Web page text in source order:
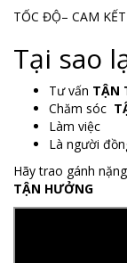
TỐC ĐỘ– CAM
Tại sao
Tư vấn TẬN
Chăm sóc
Làm việc
Là người
Hãy trao gánh
TẬN HƯỞNG